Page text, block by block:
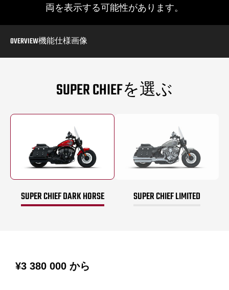
両を表示する可能性があります。
OVERVIEW機能仕様画像
SUPER CHIEFを選ぶ
SUPER CHIEF DARK HORSE SUPER CHIEF LIMITED
から
¥3 380 000